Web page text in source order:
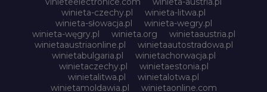
winieta-czechy.pl
winieta-litwa.pl
winieta-słowacja.pl
winieta-wegry.pl
winieta-węgry.pl
winieta.org
winietaaustria.pl
winietaaustriaonline.pl
winietaautostradowa.pl
winietabulgaria.pl
winietachorwacja.pl
winietaczechy.pl
winietaestonia.pl
winietalitwa.pl
winietalotwa.pl
winietamoldawia.pl
winietaonline.com